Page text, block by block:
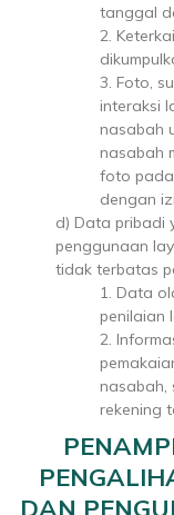
tanggal
2.
3. Foto,
interaksi
nasabah
nasabah
foto
dengan
d) Data pribadi
penggunaan
tidak terbatas
1. Data
penilaian
2.
nasabah,
rekening
DAN